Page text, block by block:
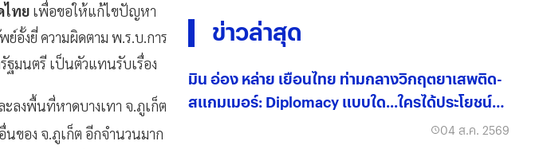
ไทย เพื่อขอให้แก้ไขปัญหา
อั้งยี่ ความผิดตาม พ.ร.บ.การ
มนตรี เป็นตัวแทนรับเรื่อง
ะลงพื้นที่หาดบางเทา จ.ภูเก็ต
ของ จ.ภูเก็ต อีกจำนวนมาก
ข่าวล่าสุด
มิน อ่อง หล่าย เยือนไทย ท่ามกลางวิกฤตยาเสพติด-
สแกมเมอร์: Diplomacy แบบใด...ใครได้ประโยชน์
04 ส.ค. 2569